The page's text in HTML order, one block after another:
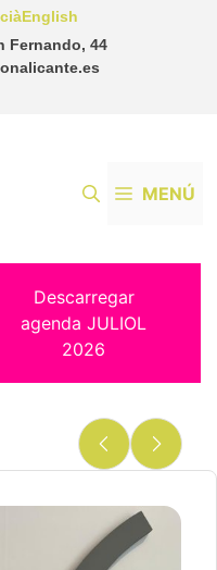
Fernando, 44
English
MENÚ
Descarregar
agenda JULIOL
2026